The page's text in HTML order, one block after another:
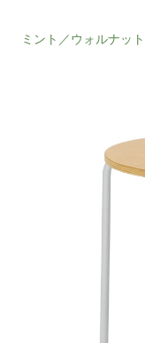
ミント／ウォルナッ